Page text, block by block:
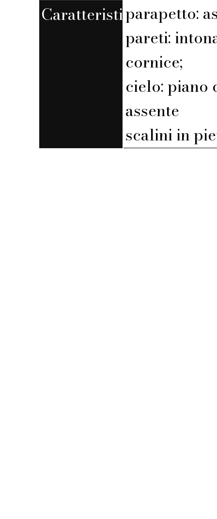
Caratteristicheparapetto:
pareti:
cornice;
cielo: piano
assente
scalini in